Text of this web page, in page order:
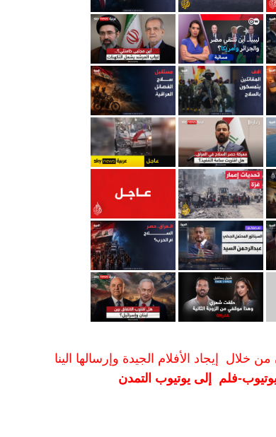
خلال إيجاد الأفلام الجيدة وإرسالها الينا
فلم إلى يوتيوب التمدن